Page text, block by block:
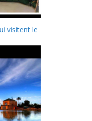
visitent le